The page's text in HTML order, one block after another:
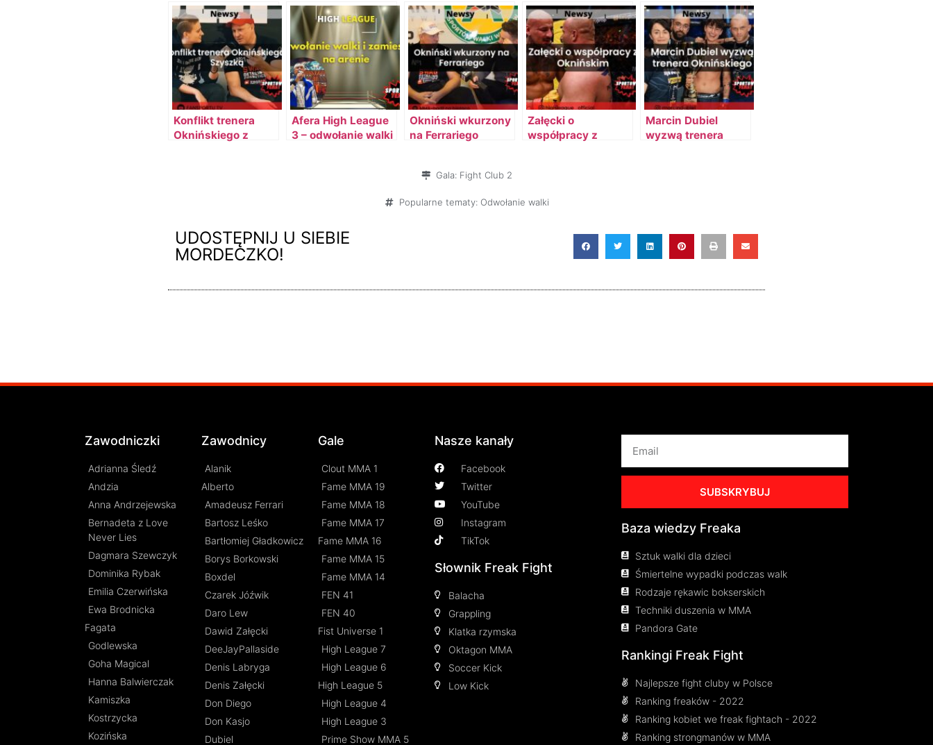
Konflikt trenera
Oknińskiego z
Afera High League
3 – odwołanie walki
Okniński wkurzony
na Ferrariego
Załęcki o
współpracy z
Marcin Dubiel
wyzwą trenera
Gala: Fight Club 2
Popularne tematy: Odwołanie walki
UDOSTĘPNIJ U SIEBIE
MORDECZKO!
Zawodniczki
Adrianna Śledź
Andzia
Anna Andrzejewska
Bernadeta z Love
Never Lies
Dagmara Szewczyk
Dominika Rybak
Emilia Czerwińska
Ewa Brodnicka
Fagata
Godlewska
Goha Magical
Hanna Balwierczak
Kamiszka
Kostrzycka
Kozińska
Zawodnicy
Alanik
Alberto
Amadeusz Ferrari
Bartosz Leśko
Bartłomiej Gładkowicz
Borys Borkowski
Boxdel
Czarek Jóźwik
Daro Lew
Dawid Załęcki
DeeJayPallaside
Denis Labryga
Denis Załęcki
Don Diego
Don Kasjo
Dubiel
Gale
Clout MMA 1
Fame MMA 19
Fame MMA 18
Fame MMA 17
Fame MMA 16
Fame MMA 15
Fame MMA 14
FEN 41
FEN 40
Fist Universe 1
High League 7
High League 6
High League 5
High League 4
High League 3
Prime Show MMA 5
Nasze kanały
Facebook
Twitter
YouTube
Instagram
TikTok
Słownik Freak Fight
Balacha
Grappling
Klatka rzymska
Oktagon MMA
Soccer Kick
Low Kick
SUBSKRYBUJ
Baza wiedzy Freaka
Sztuk walki dla dzieci
Śmiertelne wypadki podczas walk
Rodzaje rękawic bokserskich
Techniki duszenia w MMA
Pandora Gate
Rankingi Freak Fight
Najlepsze fight cluby w Polsce
Ranking freaków - 2022
Ranking kobiet we freak fightach - 2022
Ranking strongmanów w MMA